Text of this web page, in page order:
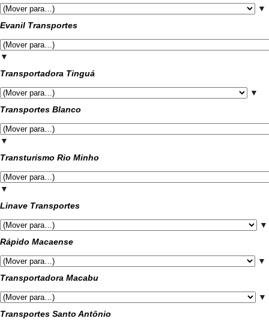
▼
Evanil Transportes
▼
Transportadora Tinguá
▼
Transportes Blanco
▼
Transturismo Rio Minho
▼
Linave Transportes
▼
Rápido Macaense
▼
Transportadora Macabu
▼
Transportes Santo Antônio